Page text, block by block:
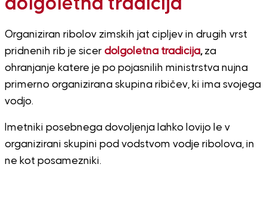
dolgoletna tradicija
Organiziran ribolov zimskih jat cipljev in drugih vrst
pridnenih rib je sicer dolgoletna tradicija,za
ohranjanje katere je po pojasnilih ministrstva nujna
primerno organizirana skupina ribičev, ki ima svojega
vodjo.
Imetniki posebnega dovoljenja lahko lovijo le v
organizirani skupini pod vodstvom vodje ribolova, in
ne kot posamezniki.